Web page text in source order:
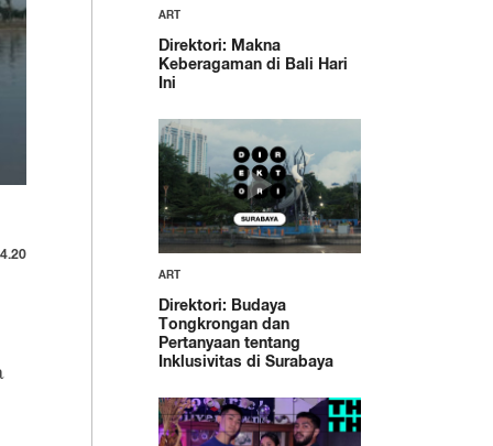
ART
Direktori: Makna
Keberagaman di Bali Hari
Ini
ART
Direktori: Budaya
Tongkrongan dan
Pertanyaan tentang
Inklusivitas di Surabaya